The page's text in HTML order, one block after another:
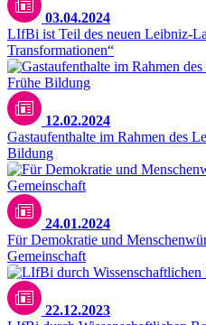
03.04.2024
LIfBi ist Teil des neuen Leibniz-
Transformationen“
12.02.2024
Gastaufenthalte im Rahmen des
Bildung
24.01.2024
Für Demokratie und
Gemeinschaft
22.12.2023